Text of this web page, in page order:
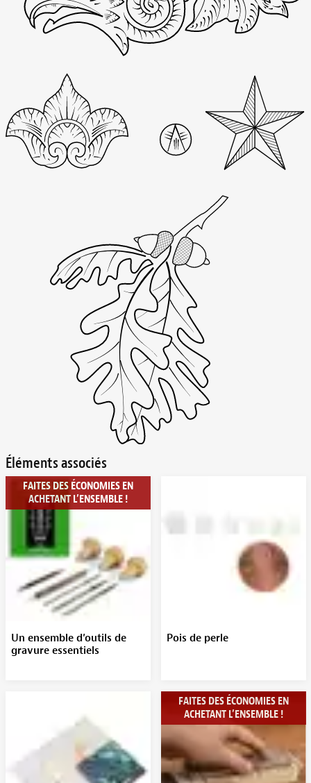
Éléments associés
FAITES DES ÉCONOMIES EN
ACHETANT L’ENSEMBLE !
Un ensemble d’outils de
gravure essentiels
Pois de perle
FAITES DES ÉCONOMIES EN
ACHETANT L’ENSEMBLE !